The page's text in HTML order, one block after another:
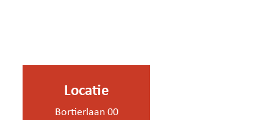
Locatie
Bortierlaan 00